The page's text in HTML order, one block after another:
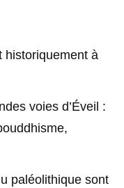
historiquement à
voies d’Éveil :
paléolithique sont